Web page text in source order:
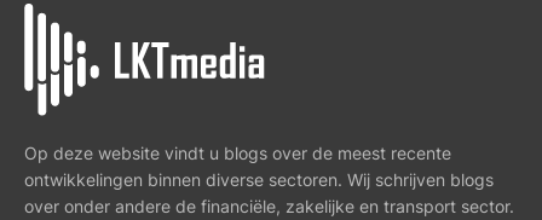
Op deze website vindt u blogs over de meest recente
ontwikkelingen binnen diverse sectoren. Wij schrijven blogs
over onder andere de financiële, zakelijke en transport sector.